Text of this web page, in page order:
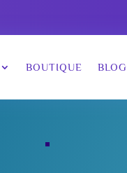
BOUTIQUE BLOG